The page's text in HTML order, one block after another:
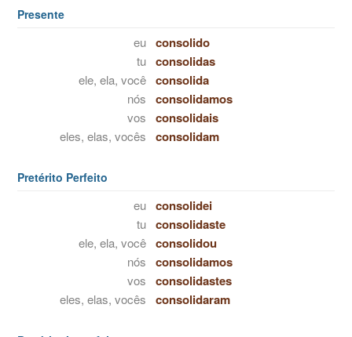
Presente
eu consolido
tu consolidas
ele, ela, você consolida
nós consolidamos
vos consolidais
eles, elas, vocês consolidam
Pretérito Perfeito
eu consolidei
tu consolidaste
ele, ela, você consolidou
nós consolidamos
vos consolidastes
eles, elas, vocês consolidaram